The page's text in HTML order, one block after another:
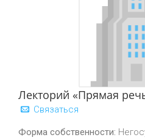
Лекторий «Прямая
Связаться
Форма собственности: